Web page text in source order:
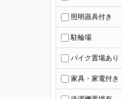
照明器具付き
駐輪場
バイク置場あり
家具・家電付き